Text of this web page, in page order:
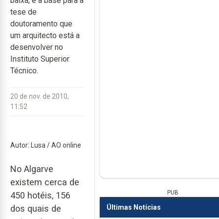
tese de
doutoramento que
um arquitecto está a
desenvolver no
Instituto Superior
Técnico.
20 de nov. de 2010,
11:52
Autor: Lusa / AO online
No Algarve
existem cerca de
450 hotéis, 156
dos quais de
PUB
Últimas Notícias